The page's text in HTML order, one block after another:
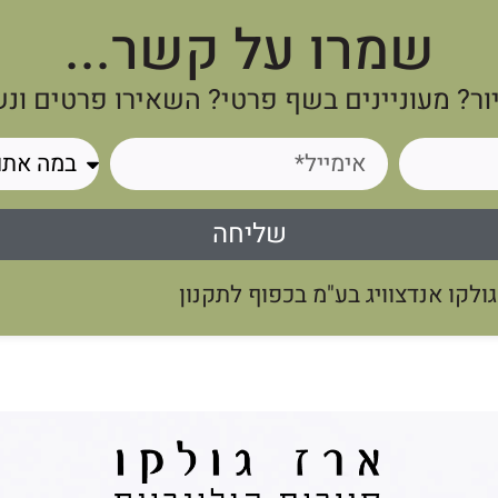
שמרו על קשר...
מעוניינים בשף פרטי? השאירו פרטים
אנדצוויג בע"מ בכפוף לתקנון
שליחה